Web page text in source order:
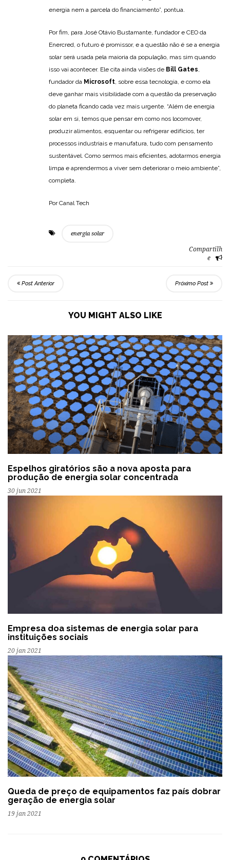
energia nem a parcela do financiamento”, pontua.
Por fim, para José Otávio Bustamante, fundador e CEO da
Enercred, o futuro é promissor, e a questão não é se a energia
solar será usada pela maioria da população, mas sim quando
isso vai acontecer. Ele cita ainda visões de Bill Gates
fundador da Microsoft , sobre essa tecnologia, e como ela
deve ganhar mais visibilidade com a questão da preservação
do planeta ficando cada vez mais urgente. “Além de energia
solar em si, temos que pensar em como nos locomover,
produzir alimentos, esquentar ou refrigerar edifícios, ter
processos industriais e manufatura, tudo com pensamento
sustentável. Como sermos mais eficientes, adotarmos energia
limpa e aprendermos a viver sem deteriorar o meio ambiente”,
completa.
Por Canal Tech
energia solar
Compartilh
e
Post Anterior Próximo Post
YOU MIGHT ALSO LIKE
Espelhos giratórios são a nova aposta para
produção de energia solar concentrada
30 jun 2021
Empresa doa sistemas de energia solar para
instituições sociais
20 jan 2021
Queda de preço de equipamentos faz país dobrar
geração de energia solar
19 jan 2021